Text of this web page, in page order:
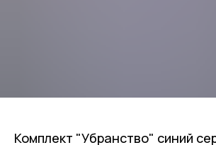
Комплект "Убранство" синий